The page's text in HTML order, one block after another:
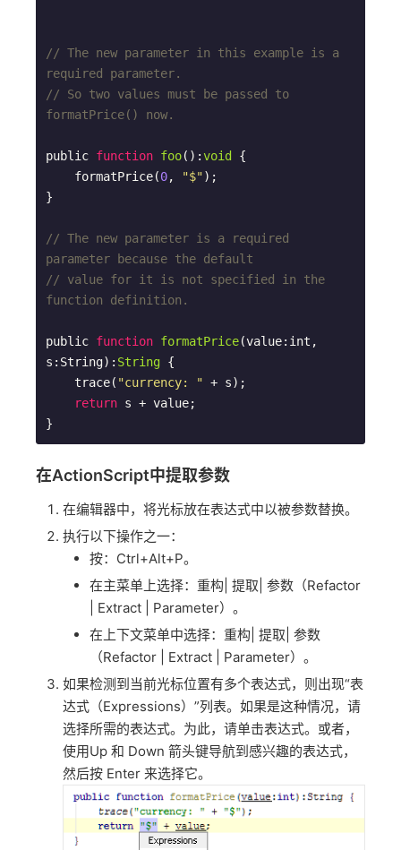
// The new parameter in this example is a
required parameter.
// So two values must be passed to
formatPrice() now.
public function foo( ):void
{
    formatPrice(
0, "$");
}
// The new parameter is a required
parameter because the default
// value for it is not specified in the
function definition.
public function formatPrice(value:int,
s:String): String {
    trace(
"currency: " + s);
return s + value;
}
在ActionScript中提取参数
在编辑器中，将光标放在表达式中以被参数替换。
执行以下操作之一：
按：Ctrl+Alt+P。
在主菜单上选择：重构| 提取| 参数（Refactor
| Extract | Parameter）。
在上下文菜单中选择：重构| 提取| 参数
（Refactor | Extract | Parameter）。
如果检测到当前光标位置有多个表达式，则出现“表
达式（Expressions）”列表。如果是这种情况，请
选择所需的表达式。为此，请单击表达式。或者，
使用Up 和 Down 箭头键导航到感兴趣的表达式，
然后按 Enter 来选择它。